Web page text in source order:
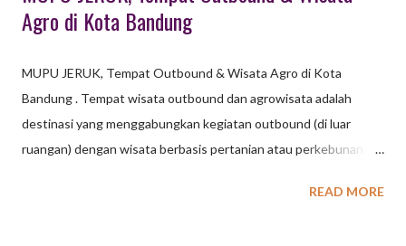
Agro di Kota Bandung
MUPU JERUK, Tempat Outbound & Wisata Agro di Kota
Bandung . Tempat wisata outbound dan agrowisata adalah
destinasi yang menggabungkan kegiatan outbound (di luar
ruangan) dengan wisata berbasis pertanian atau perkebunan.
kelompok di alam terbuka, serta kesempatan untuk belajar
READ MORE